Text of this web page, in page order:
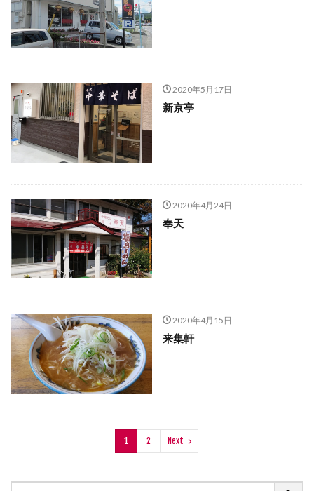
2020年5月17日
新京亭
2020年4月24日
奉天
2020年4月15日
来集軒
1 2 Next